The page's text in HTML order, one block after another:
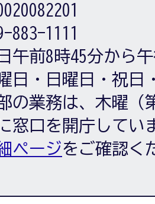
883-1111
午前8時45分から
日・日曜日・祝日
の業務は、木曜（
窓口を開庁してい
ページをご確認く